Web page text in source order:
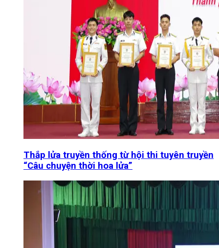
Thắp lửa truyền thống từ hội thi tuyên truyền
“Câu chuyện thời hoa lửa”